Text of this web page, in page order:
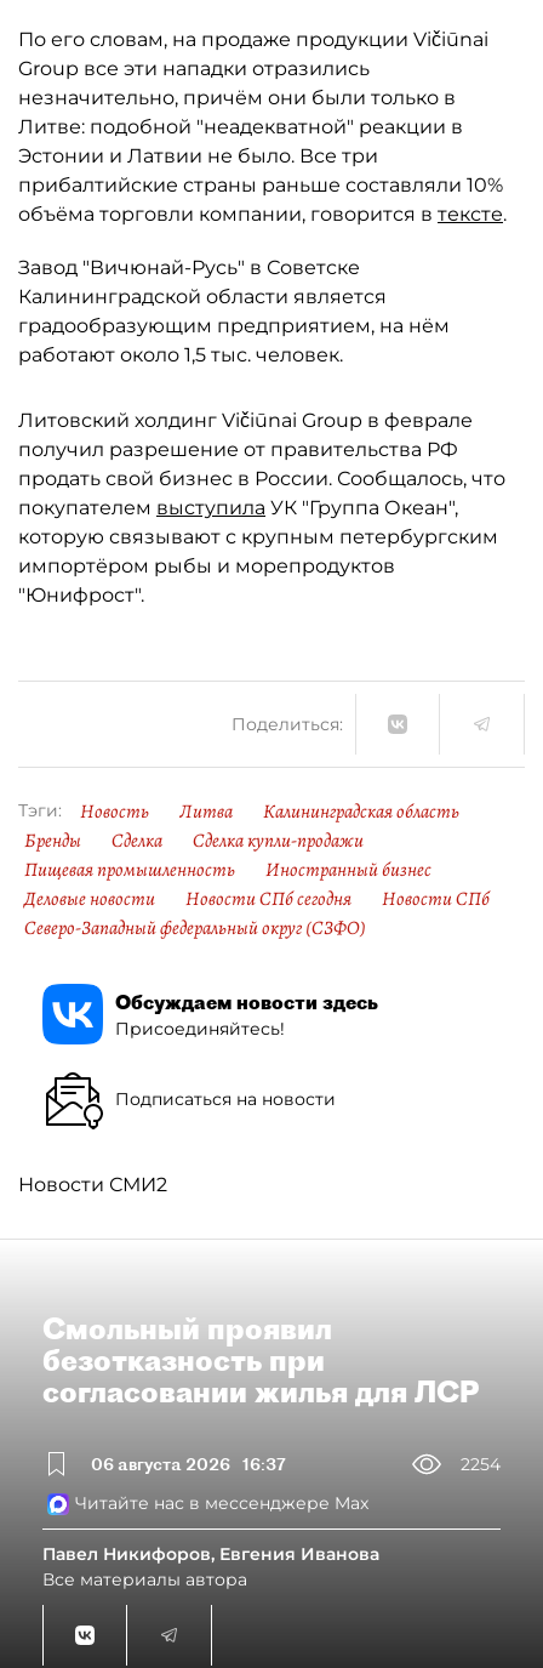
По его словам, на продаже продукции Vičiūnai
Group все эти нападки отразились
незначительно, причём они были только в
Литве: подобной "неадекватной" реакции в
Эстонии и Латвии не было. Все три
прибалтийские страны раньше составляли 10%
объёма торговли компании, говорится в тексте.
Завод "Вичюнай-Русь" в Советске
Калининградской области является
градообразующим предприятием, на нём
работают около 1,5 тыс. человек.
Литовский холдинг Vičiūnai Group в феврале
получил разрешение от правительства РФ
продать свой бизнес в России. Сообщалось, что
покупателем выступила УК "Группа Океан",
которую связывают с крупным петербургским
импортёром рыбы и морепродуктов
"Юнифрост".
Поделиться:
Тэги: Новость Литва
Калининградская область
Бренды
Сделка
Сделка купли-продажи
Пищевая промышленность
Иностранный бизнес
Деловые новости
Новости СПб сегодня
Новости СПб
Северо-Западный федеральный округ (СЗФО)
Обсуждаем новости здесь
Присоединяйтесь!
Подписаться на новости
Новости СМИ2
Смольный проявил
безотказность при
согласовании жилья для ЛСР
06 августа 2026 16:37
2254
Читайте нас в мессенджере Max
Павел Никифоров, Евгения Иванова
Все материалы автора